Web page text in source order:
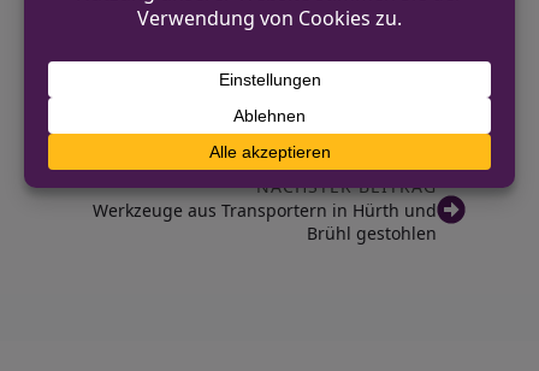
Verkehr umgeleitet.
VORHERIGER BEITRAG
Wochenbilanz der Verkehrskontrollen im
NÄCHSTER BEITRAG
Werkzeuge aus Transportern in Hürth und
Brühl gestohlen